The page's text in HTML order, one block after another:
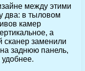
между этими
два: в тыловом
камер
а
сканер заменили
заднюю панель,
удобнее.